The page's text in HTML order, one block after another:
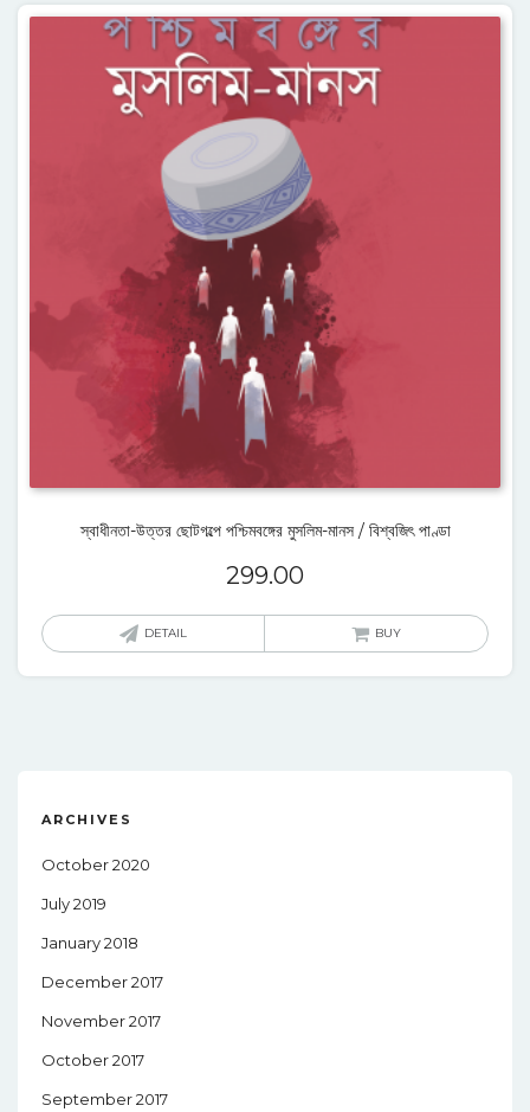
স্বাধীনতা-উত্তর ছোটগল্পে পশ্চিমবঙ্গের মুসলিম-মানস / বিশ্বজিৎ পাণ্ডা
299.00
DETAIL BUY
ARCHIVES
October 2020
July 2019
January 2018
December 2017
November 2017
October 2017
September 2017